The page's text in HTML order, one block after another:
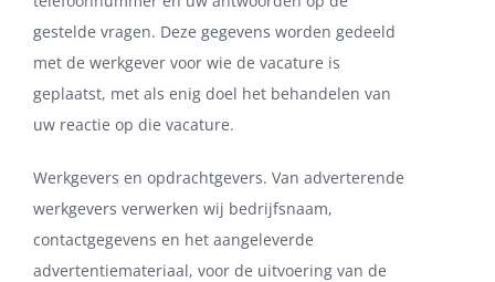
gestelde vragen. Deze gegevens worden gedeeld
met de werkgever voor wie de vacature is
geplaatst, met als enig doel het behandelen van
uw reactie op die vacature.
Werkgevers en opdrachtgevers. Van adverterende
werkgevers verwerken wij bedrijfsnaam,
contactgegevens en het aangeleverde
advertentiemateriaal, voor de uitvoering van de